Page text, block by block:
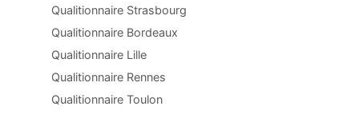
Qualitionnaire Strasbourg
Qualitionnaire Bordeaux
Qualitionnaire Lille
Qualitionnaire Rennes
Qualitionnaire Toulon